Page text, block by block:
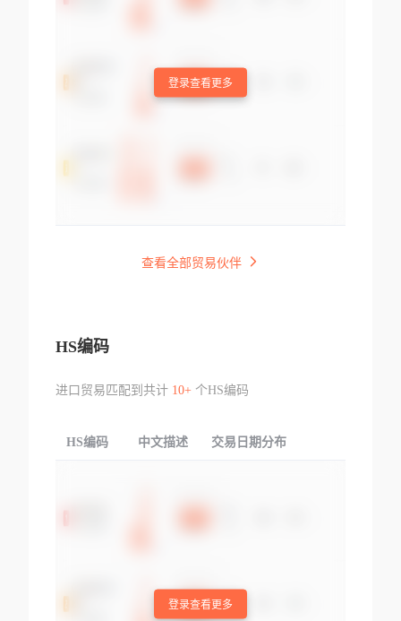
登录查看更多
查看全部贸易伙伴
HS编码
进口贸易匹配到共计 10+个HS编码
HS编码 中文描述 交易日期分布
登录查看更多